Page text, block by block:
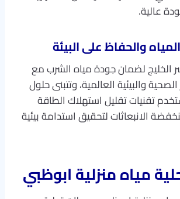
عالية.
والحفاظ على البيئة
لضمان جودة مياه الشرب مع
الصحية والبيئية العالمية، وتتبنى حلول
تقنيات تقليل استهلاك الطاقة
الانبعاثات لتحقيق استدامة بيئية
مياه منزلية ابوظبي